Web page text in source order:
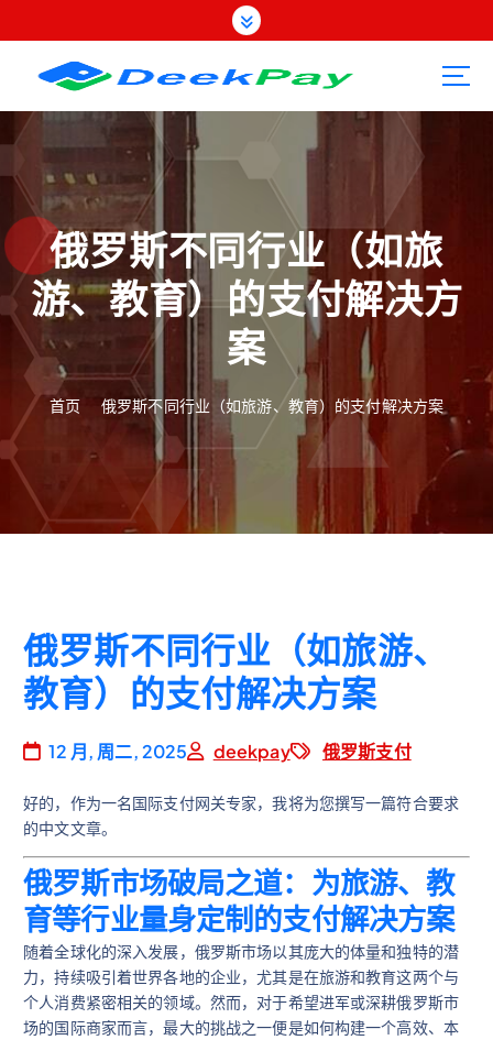
转
容
俄罗斯不同行业（如旅
游、教育）的支付解决方
案
首页 俄罗斯不同行业（如旅游、教育）的支付解决方案
俄罗斯不同行业（如旅游、
教育）的支付解决方案
12 月, 周二, 2025 deekpay 俄罗斯支付
好的，作为一名国际支付网关专家，我将为您撰写一篇符合要求
的中文文章。
俄罗斯市场破局之道：为旅游、教
育等行业量身定制的支付解决方案
随着全球化的深入发展，俄罗斯市场以其庞大的体量和独特的潜
力，持续吸引着世界各地的企业，尤其是在旅游和教育这两个与
个人消费紧密相关的领域。然而，对于希望进军或深耕俄罗斯市
场的国际商家而言，最大的挑战之一便是如何构建一个高效、本